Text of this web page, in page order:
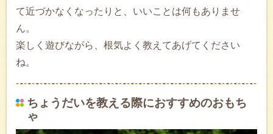
て近づかなくなったりと、いいことは何もありませ
ん。
楽しく遊びながら、根気よく教えてあげてください
ね。
ちょうだいを教える際におすすめのおもち
ゃ